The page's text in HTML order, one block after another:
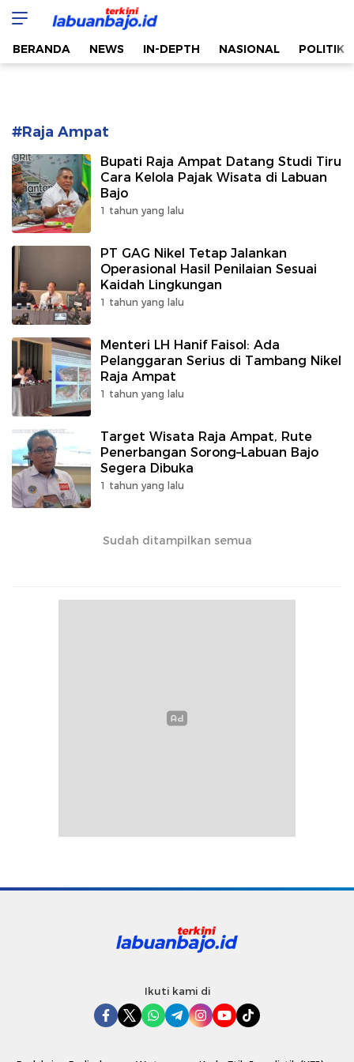
Labuan Bajo Terkini
Aktual & Berimbang
BERANDA NEWS IN-DEPTH NASIONAL POLITIK
#Raja Ampat
Bupati Raja Ampat Datang Studi Tiru
Cara Kelola Pajak Wisata di Labuan
Bajo
1 tahun yang lalu
PT GAG Nikel Tetap Jalankan
Operasional Hasil Penilaian Sesuai
Kaidah Lingkungan
1 tahun yang lalu
Menteri LH Hanif Faisol: Ada
Pelanggaran Serius di Tambang Nikel
Raja Ampat
1 tahun yang lalu
Target Wisata Raja Ampat, Rute
Penerbangan Sorong–Labuan Bajo
Segera Dibuka
1 tahun yang lalu
Sudah ditampilkan semua
Ikuti kami di